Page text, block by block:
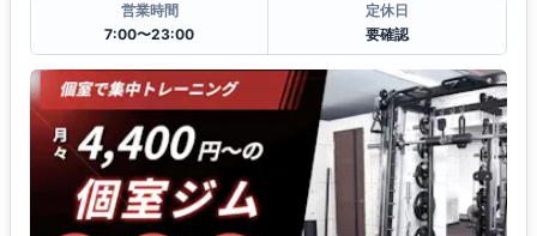
営業時間
7:00〜23:00
定休日
要確認